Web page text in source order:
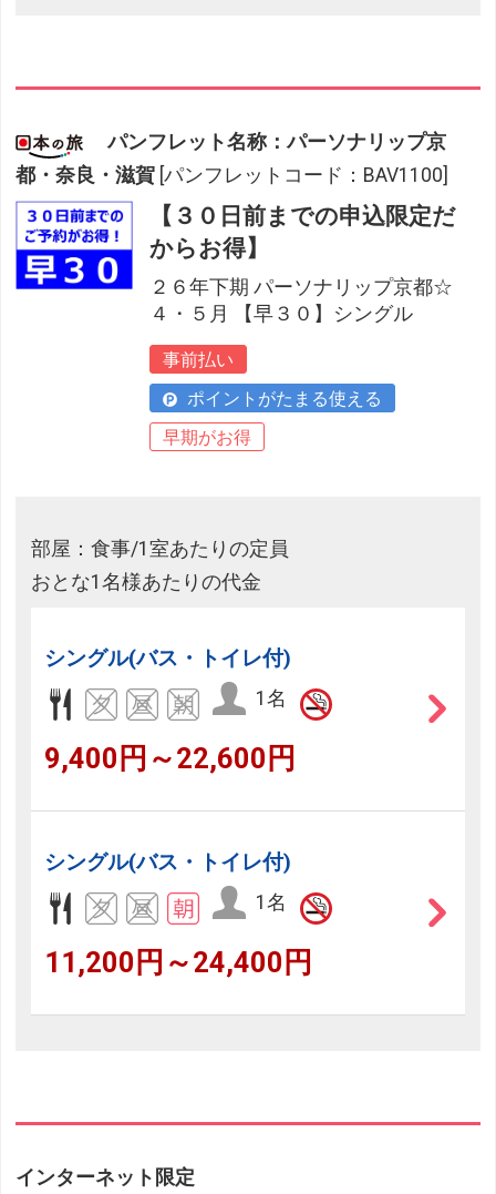
パンフレット名称：パーソナリップ京
都・奈良・滋賀 [パンフレットコード：BAV1100]
【３０日前までの申込限定だ
からお得】
２６年下期 パーソナリップ京都☆
４・５月 【早３０】シングル
事前払い
ポイントがたまる使える
早期がお得
部屋：食事/1室あたりの定員
おとな1名様あたりの代金
シングル(バス・トイレ付)
1名
9,400円～22,600円
シングル(バス・トイレ付)
1名
11,200円～24,400円
インターネット限定